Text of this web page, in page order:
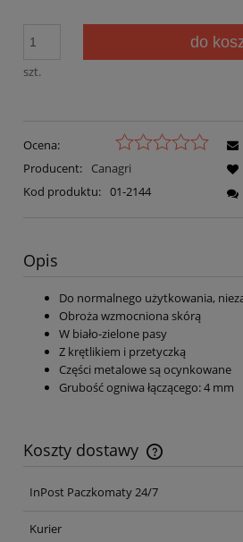
szt.
do
Ocena:
Producent:
Canagri
Kod produktu: 01-2144
Opis
Do normalnego użytkowania,
Obroża wzmocniona skórą
W biało-zielone pasy
Z krętlikiem i przetyczką
Części metalowe są ocynkowane
Grubość ogniwa łączącego: 4 mm
Koszty dostawy
Cena nie zawiera ewentualnych
InPost Paczkomaty 24/7
Kurier